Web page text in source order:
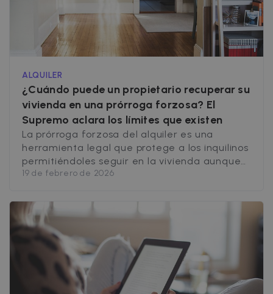
ALQUILER
¿Cuándo puede un propietario recuperar su
vivienda en una prórroga forzosa? El
Supremo aclara los límites que existen
La prórroga forzosa del alquiler es una
herramienta legal que protege a los inquilinos
permitiéndoles seguir en la vivienda aunque
el contrato haya vencido. Sin embargo, no
Tribunal Supremo ha fijado límites claros
sobre cuándo esta prórroga no se aplica,
especialmente en contratos antiguos. ¿Qué
es la prórroga forzosa [&hellip;]
19 de febrero de 2026